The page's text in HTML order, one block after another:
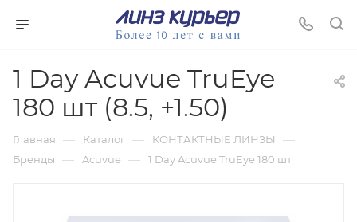
1 Day Acuvue TruEye
180 шт (8.5, +1.50)
Главная — Каталог — КОНТАКТНЫЕ ЛИНЗЫ —
Бренды — Acuvue — 1 Day Acuvue TruEye 180 шт